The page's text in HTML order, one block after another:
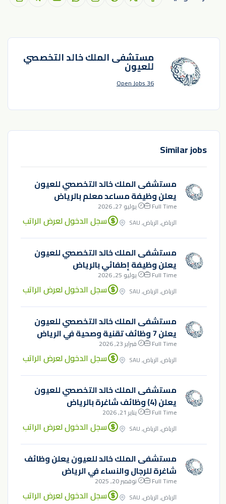
مستشفى الملك خالد التخصصي
للعيون
36 Open Jobs
Similar jobs
مستشفى الملك خالد التخصصي للعيون
يعلن وظيفة مساعد معلم بالرياض
Full Time
يوليو 27, 2026
الرياض, الرياض, SAU
سجل الدخول لعرض الراتب
مستشفى الملك خالد التخصصي للعيون
يعلن وظيفة إطفائي بالرياض
Full Time
يوليو 25, 2026
الرياض, الرياض, SAU
سجل الدخول لعرض الراتب
مستشفى الملك خالد التخصصي للعيون
يعلن 7 وظائف تقنية وصحية في الرياض
Full Time
فبراير 23, 2026
الرياض, الرياض, SAU
سجل الدخول لعرض الراتب
مستشفى الملك خالد التخصصي للعيون
يعلن (4) وظائف شاغرة بالرياض
Full Time
يناير 21, 2026
الرياض, الرياض, SAU
سجل الدخول لعرض الراتب
مستشفى الملك خالد للعيون يعلن وظائف
شاغرة للرجال والنساء في الرياض
Full Time
نوفمبر 20, 2025
الرياض, الرياض, SAU
سجل الدخول لعرض الراتب